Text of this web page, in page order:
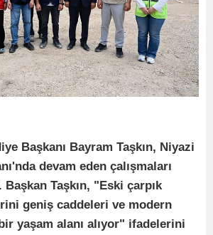
Başkanı Bayram Taşkın, Niyazi
devam eden çalışmaları
Taşkın, "Eski çarpık
geniş caddeleri ve modern
yaşam alanı alıyor" ifadelerini